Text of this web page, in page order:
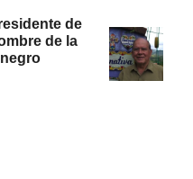
de
de la